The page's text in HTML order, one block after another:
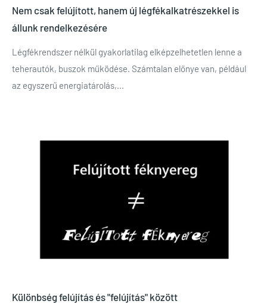
Nem csak felújított, hanem új légfékalkatrészekkel is
állunk rendelkezésére
Légfékrendszer nélkül gyakorlatilag elképzelhetetlen lenne a
teherautók, buszok működése. Számtalan előnye van, például
az egyszerű energiatárolás,...
Különbség felújítás és "felújítás" között